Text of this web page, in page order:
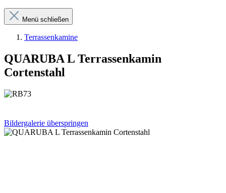
Menü schließen
Terrassenkamine
QUARUBA L Terrassenkamin
Cortenstahl
Bildergalerie überspringen